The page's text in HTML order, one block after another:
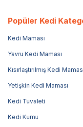
Popüler Kedi
Kedi Maması
Yavru Kedi Maması
Kısırlaştırılmış Kedi
Yetişkin Kedi Maması
Kedi Tuvaleti
Kedi Kumu